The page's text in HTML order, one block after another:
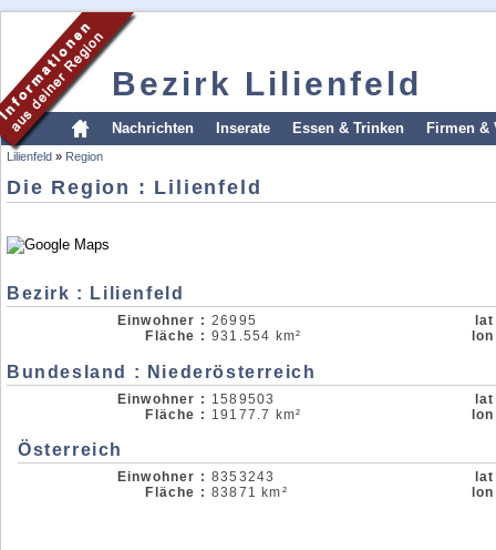
Bezirk Lilienfeld
Nachrichten Inserate Essen & Trinken Firmen &
Lilienfeld » Region
Die Region : Lilienfeld
Bezirk : Lilienfeld
Einwohner : 26995
Fläche : 931.554 km²
Bundesland : Niederösterreich
Einwohner : 1589503
Fläche : 19177.7 km²
Österreich
Einwohner : 8353243
Fläche : 83871 km²